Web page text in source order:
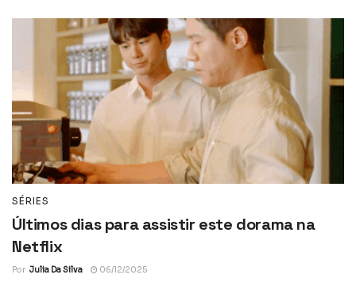
SÉRIES
Últimos dias para assistir este dorama na
Netflix
Por Julia Da Silva 06/12/2025